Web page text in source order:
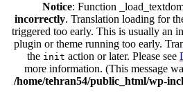
Notice: Function
incorrectly. Translation loading for
triggered too early. This is usually an
plugin or theme running too early.
the init action or later. Please see
more information. (This message
/home/tehran54/public_html/wp-